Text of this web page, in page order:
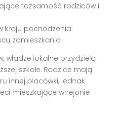
tożsamość rodziców i
kraju pochodzenia
zamieszkania
władze lokalne przydzielą
szkole. Rodzice mają
innej placówki, jednak
mieszkające w rejonie